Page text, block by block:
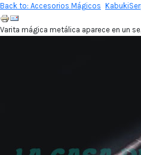
Kabuki
Back to: Accesorios Mágicos
Varita mágica metálica aparece en un